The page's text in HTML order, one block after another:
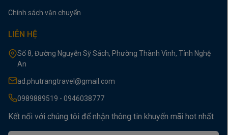
Chính sách vận chuyển
LIÊN HỆ
Số 8, Đường Nguyễn Sỹ Sách, Phường Thành Vinh, Tỉnh Nghệ
An
ad.phutrangtravel@gmail.com
0989889519 - 0946038777
Kết nối với chúng tôi để nhận thông tin khuyến mãi hot nhất